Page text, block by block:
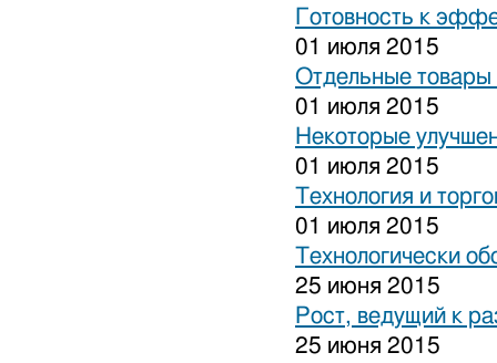
Готовность к
01 июля 2015
Отдельные товары
01 июля 2015
Некоторые
01 июля 2015
Технология и
01 июля 2015
Технологически
25 июня 2015
Рост, ведущий к
25 июня 2015